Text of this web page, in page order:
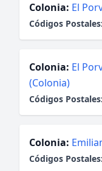
Colonia: El
Códigos Postales:
Colonia: El
(Colonia)
Códigos Postales:
Colonia:
Códigos Postales: